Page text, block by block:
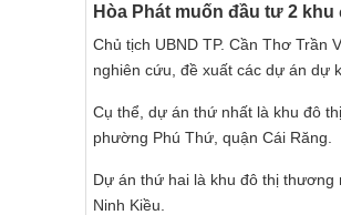
Hòa Phát muốn đầu tư 2 khu
Chủ tịch UBND TP. Cần Thơ Trần
nghiên cứu, đề xuất các dự án dự
Cụ thể, dự án thứ nhất là khu đô
phường Phú Thứ, quận Cái Răng.
Dự án thứ hai là khu đô thị
Ninh Kiều.